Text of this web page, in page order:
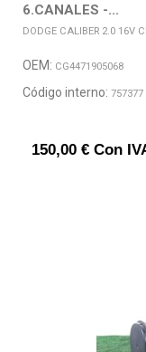
6.CANALES -...
DODGE CALIBER 2.0 16V
OEM: CG4471905068
Código interno: 757377
150,00 € Con